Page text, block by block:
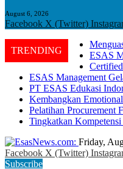
August 6, 2026
Facebook X (Twitter)
TRENDING
ESAS
ESAS Management
PT ESAS Edukasi
Kembangkan
Pelatihan Procurement
Tingkatkan
Friday,
Facebook X (Twitter)
Subscribe